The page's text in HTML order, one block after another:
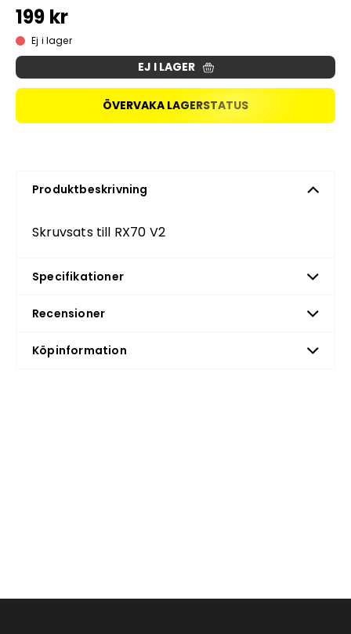
199 kr
Ej i lager
EJ I LAGER
ÖVERVAKA LAGERSTATUS
Produktbeskrivning
Skruvsats till RX70 V2
Specifikationer
Recensioner
Köpinformation